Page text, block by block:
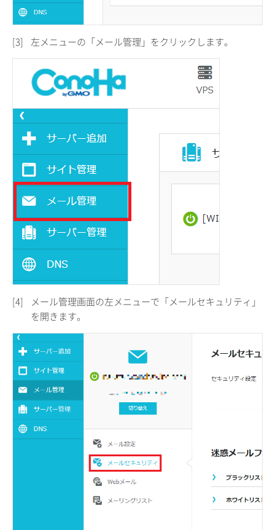
[3] 左メニューの「メール管理」をクリックします。
[4]
メール管理画面の左メニューで「メールセキュリティ」
を開きます。